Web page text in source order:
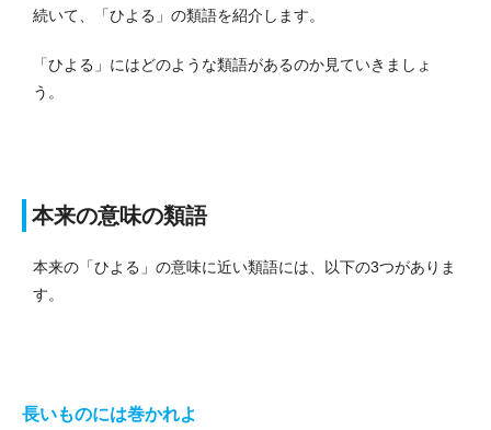
続いて、「ひよる」の類語を紹介します。
「ひよる」にはどのような類語があるのか見ていきましょ
う。
本来の意味の類語
本来の「ひよる」の意味に近い類語には、以下の3つがありま
す。
長いものには巻かれよ